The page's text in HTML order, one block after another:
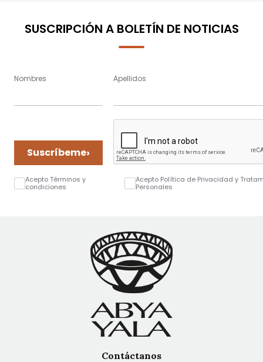
SUSCRIPCIÓN A BOLETÍN DE NOTICIAS
Nombres Apellidos
Suscríbeme›
Acepto Términos y
condiciones
Acepto Política de Privacidad y
Personales
Contáctanos